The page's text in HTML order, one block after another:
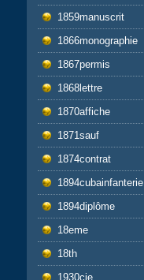
1859manuscrit
1866monographie
1867permis
1868lettre
1870affiche
1871sauf
1874contrat
1894cubainfanterie
1894diplôme
18eme
18th
1930cie